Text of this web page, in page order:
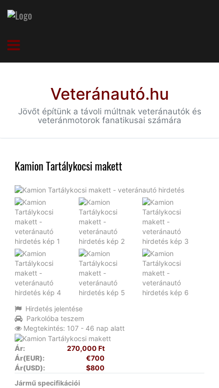
Veteránautó.hu
Jövőt építünk a távoli múltnak veteránautók és
veteránmotorok fanatikusai számára
Kamion Tartálykocsi makett
Hirdetés jelentése
Parkolóba teszem
Megtekintés: 107 - 46 nap alatt
Ár:
270,000 Ft
Ár(EUR):
€700
Ár(USD):
$800
Jármű specifikációi